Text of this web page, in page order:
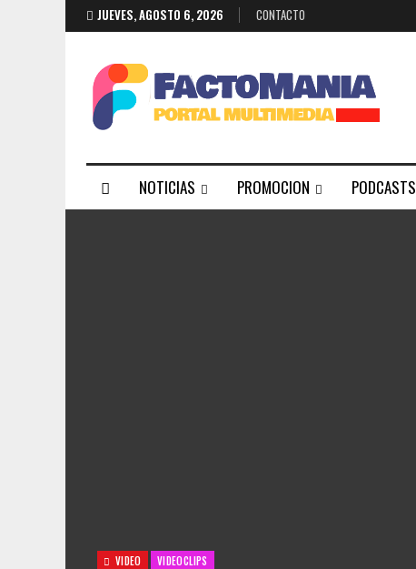
JUEVES, AGOSTO 6, 2026 CONTACTO
NOTICIAS PROMOCION PODCASTS
VIDEO VIDEOCLIPS